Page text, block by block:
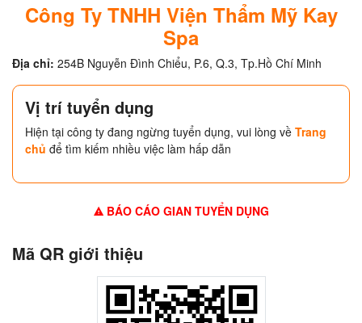
Công Ty TNHH Viện Thẩm Mỹ Kay
Spa
Địa chỉ: 254B Nguyễn Đình Chiểu, P.6, Q.3, Tp.Hồ Chí Minh
Vị trí tuyển dụng
Hiện tại công ty đang ngừng tuyển dụng, vui lòng về Trang
chủ để tìm kiếm nhiều việc làm hấp dẫn
BÁO CÁO GIAN TUYỂN DỤNG
Mã QR giới thiệu